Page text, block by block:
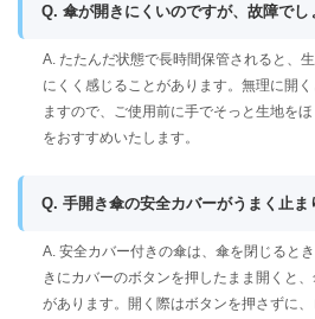
Q. 傘が開きにくいのですが、故障でし
A. たたんだ状態で長時間保管されると、
にくく感じることがあります。無理に開
ますので、ご使用前に手でそっと生地を
をおすすめいたします。
Q. 手開き傘の安全カバーがうまく止ま
A. 安全カバー付きの傘は、傘を閉じると
きにカバーのボタンを押したまま開くと
があります。開く際はボタンを押さずに